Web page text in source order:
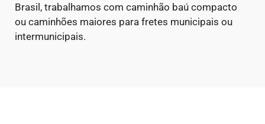
Brasil, trabalhamos com caminhão baú compacto
ou caminhões maiores para fretes municipais ou
intermunicipais.